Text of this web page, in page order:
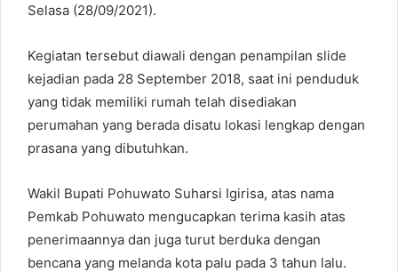
Selasa (28/09/2021).
Kegiatan tersebut diawali dengan penampilan slide
kejadian pada 28 September 2018, saat ini penduduk
yang tidak memiliki rumah telah disediakan
perumahan yang berada disatu lokasi lengkap dengan
prasana yang dibutuhkan.
Wakil Bupati Pohuwato Suharsi Igirisa, atas nama
Pemkab Pohuwato mengucapkan terima kasih atas
penerimaannya dan juga turut berduka dengan
bencana yang melanda kota palu pada 3 tahun lalu.